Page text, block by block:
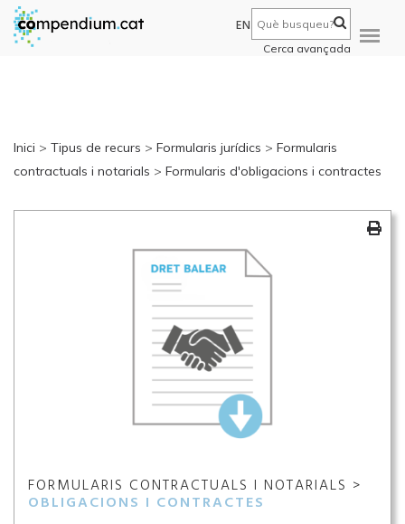
EN
Cerca avançada
Inici > Tipus de recurs > Formularis jurídics > Formularis
contractuals i notarials > Formularis d'obligacions i contractes
FORMULARIS CONTRACTUALS I NOTARIALS >
OBLIGACIONS I CONTRACTES